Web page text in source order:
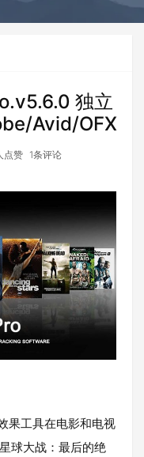
独立
Avid/OFX
点赞 1条评论
果工具在电影和电视
球大战：最后的绝